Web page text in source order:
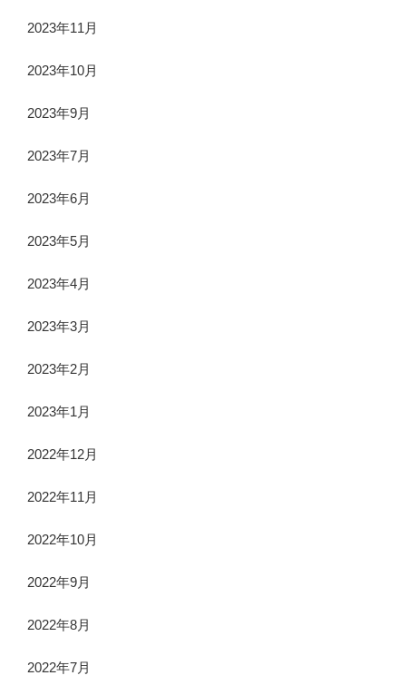
2023年11月
2023年10月
2023年9月
2023年7月
2023年6月
2023年5月
2023年4月
2023年3月
2023年2月
2023年1月
2022年12月
2022年11月
2022年10月
2022年9月
2022年8月
2022年7月